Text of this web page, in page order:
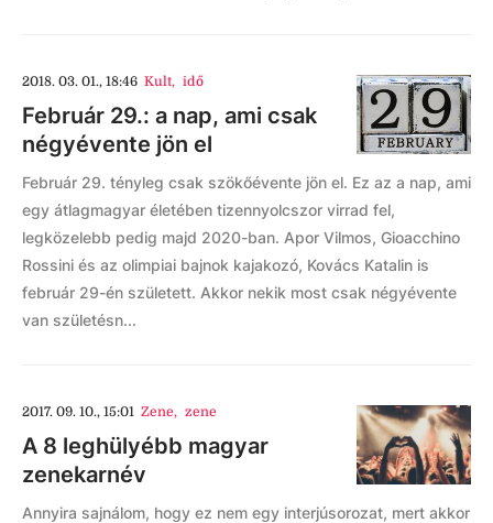
2018. 03. 01., 18:46 Kult, idő
Február 29.: a nap, ami csak
négyévente jön el
Február 29. tényleg csak szökőévente jön el. Ez az a nap, ami
egy átlagmagyar életében tizennyolcszor virrad fel,
legközelebb pedig majd 2020-ban. Apor Vilmos, Gioacchino
Rossini és az olimpiai bajnok kajakozó, Kovács Katalin is
február 29-én született. Akkor nekik most csak négyévente
van születésn...
2017. 09. 10., 15:01 Zene, zene
A 8 leghülyébb magyar
zenekarnév
Annyira sajnálom, hogy ez nem egy interjúsorozat, mert akkor